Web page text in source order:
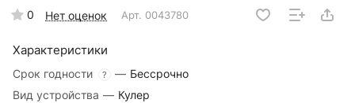
0 Нет оценок Арт. 0043780
Характеристики
Срок годности ? — Бессрочно
Вид устройства — Кулер